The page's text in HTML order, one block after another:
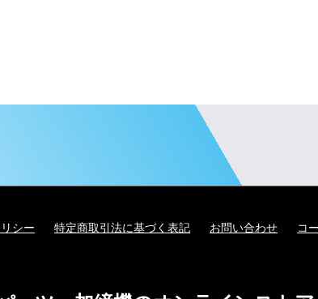
シー 特定商取引法に基づく表記 お問い合わせ コ